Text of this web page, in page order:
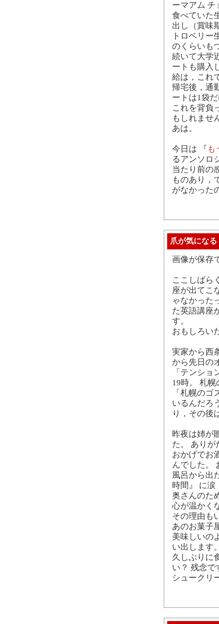
ーマアム チ
食べていた
出し（賞味
トロベリー
のくらいも
続いて大学
ートも購入
給は，これ
帰宅後，通
ートは1袋
これを背負
もしれませ
あは。
今日は 『 も
るアンソロ
当たり前の
ものあり，
がなかった
爪が気になる
画像が保存
ここしばら
座が出てこ
ゃなかった
た英語講座
す。
おもしろい
実家から西
から先日の
「テンシ
19時。 札
「札幌の
いるんだろ
り，その後
昨夜は姉が
た。 ありが
おかげでお
んでした。
風呂から出
時間』 に涙
奥さんのた
心が温かく
その理由も
あのお菓子
美味しいの
い出します
久しぶりに
い？ 残念で
シュークリ